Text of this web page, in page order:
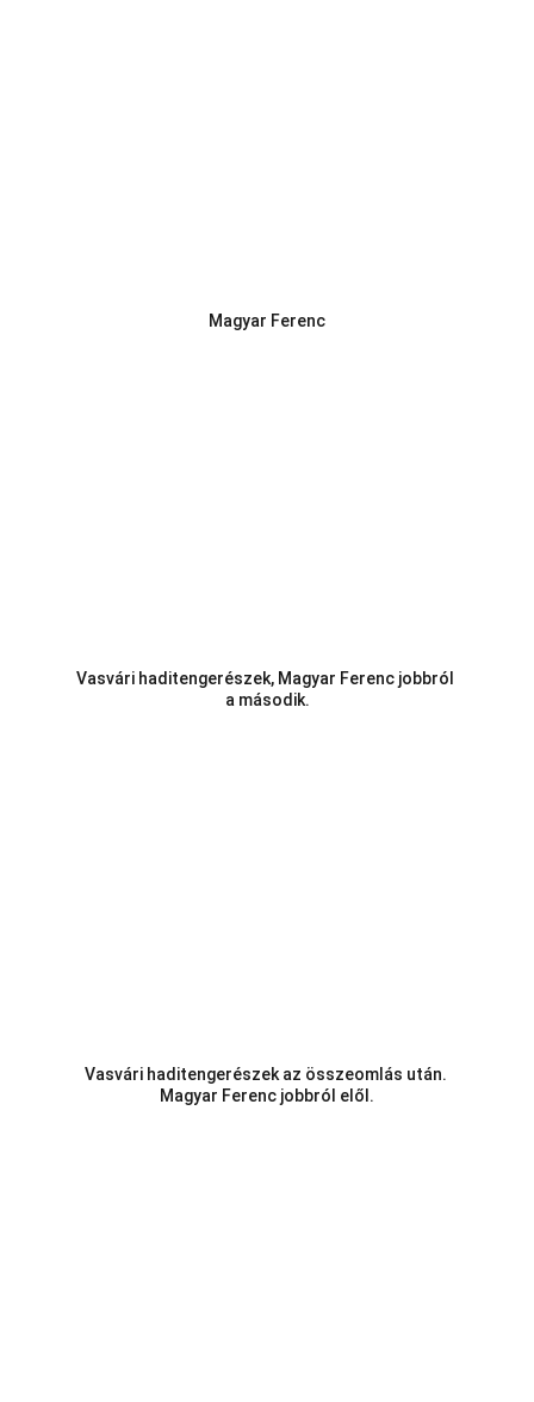
Magyar Ferenc
Vasvári haditengerészek, Magyar Ferenc jobbról
a második.
Vasvári haditengerészek az összeomlás után.
Magyar Ferenc jobbról elől.